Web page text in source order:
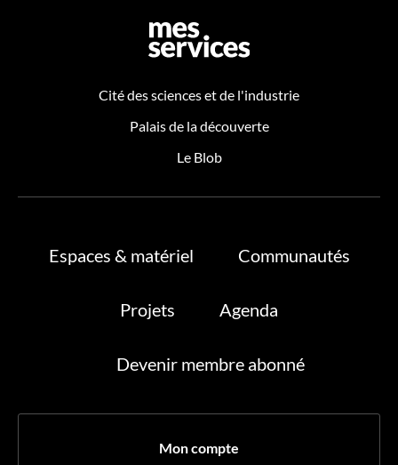
Cité des sciences et de l'industrie
Palais de la découverte
Le Blob
Mon compte
Espaces & matériel Communautés
Projets Agenda
Devenir membre abonné